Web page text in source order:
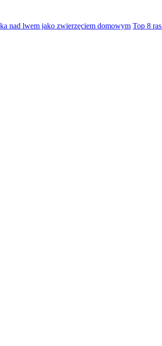
nad lwem jako zwierzęciem domowym Top 8